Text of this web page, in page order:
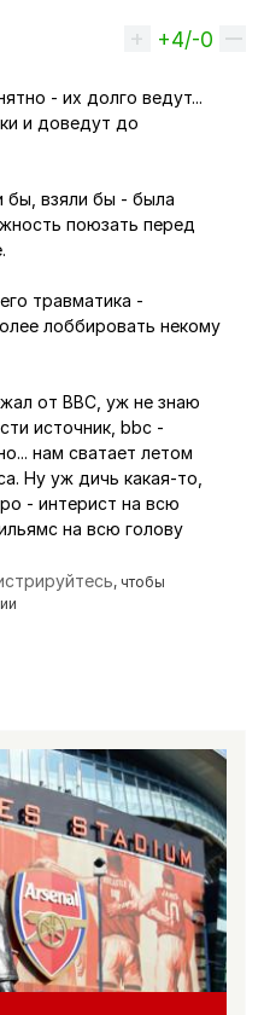
Вверх
+4/-0
- их долго ведут...
и доведут до
бы, взяли бы - была
поюзать перед
травматика -
лоббировать некому
от BBC, уж не знаю
источник, bbc -
нам сватает летом
Ну уж дичь какая-то,
- интерист на всю
на всю голову
, чтобы